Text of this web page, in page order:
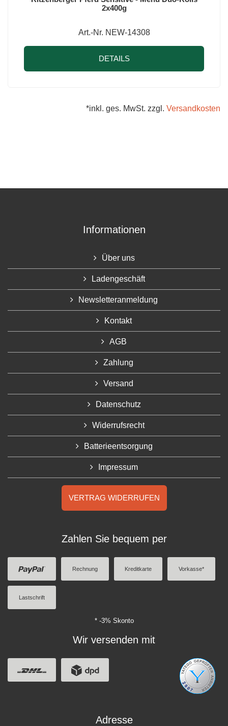
2x400g
Art.-Nr. NEW-14308
DETAILS
*inkl. ges. MwSt. zzgl. Versandkosten
Informationen
Über uns
Ladengeschäft
Newsletteranmeldung
Kontakt
AGB
Zahlung
Versand
Datenschutz
Widerrufsrecht
Batterieentsorgung
Impressum
VERTRAG WIDERRUFEN
Zahlen Sie bequem per
Rechnung Kreditkarte Vorkasse*
Lastschrift
* -3% Skonto
Wir versenden mit
Adresse